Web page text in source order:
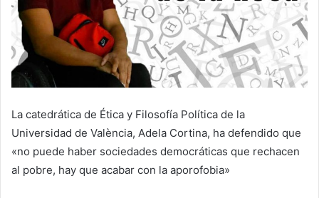
La catedrática de Ética y Filosofía Política de la
Universidad de València, Adela Cortina, ha defendido que
«no puede haber sociedades democráticas que rechacen
al pobre, hay que acabar con la aporofobia»